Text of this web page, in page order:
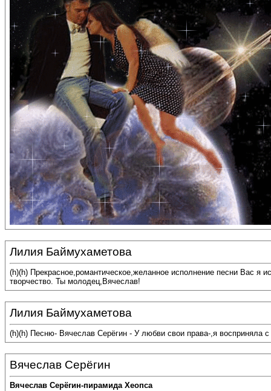
Лилия Баймухаметова
(h)(h) Прекрасное,романтическое,желанное исполнение песни Вас я
творчество. Ты молодец,Вячеслав!
Лилия Баймухаметова
(h)(h) Песню- Вячеслав Серёгин - У любви свои права-,я
Вячеслав Серёгин
Вячеслав Серёгин-пирамида Хеопса